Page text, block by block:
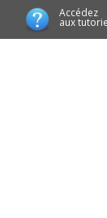
Accédez
aux